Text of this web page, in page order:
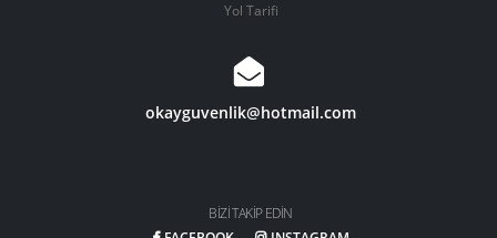
Yol Tarifi
okayguvenlik@hotmail.com
BIZI TAKIP EDIN